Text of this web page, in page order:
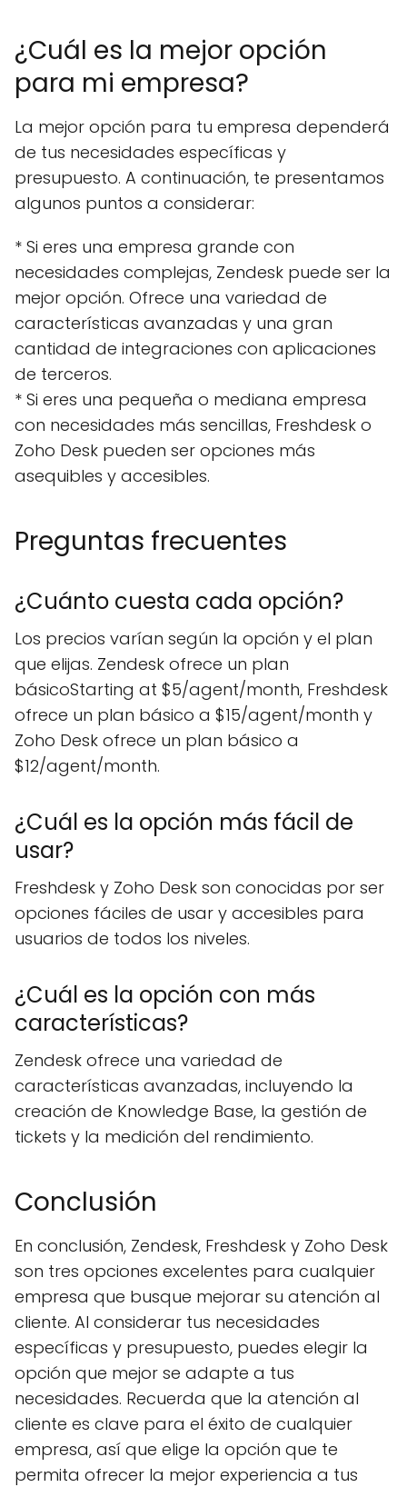
¿Cuál es la mejor opción
para mi empresa?
La mejor opción para tu empresa dependerá
de tus necesidades específicas y
presupuesto. A continuación, te presentamos
algunos puntos a considerar:
* Si eres una empresa grande con
necesidades complejas, Zendesk puede ser la
mejor opción. Ofrece una variedad de
características avanzadas y una gran
cantidad de integraciones con aplicaciones
de terceros.
* Si eres una pequeña o mediana empresa
con necesidades más sencillas, Freshdesk o
Zoho Desk pueden ser opciones más
asequibles y accesibles.
Preguntas frecuentes
¿Cuánto cuesta cada opción?
Los precios varían según la opción y el plan
que elijas. Zendesk ofrece un plan
básicoStarting at $5/agent/month, Freshdesk
ofrece un plan básico a $15/agent/month y
Zoho Desk ofrece un plan básico a
$12/agent/month.
¿Cuál es la opción más fácil de
usar?
Freshdesk y Zoho Desk son conocidas por ser
opciones fáciles de usar y accesibles para
usuarios de todos los niveles.
¿Cuál es la opción con más
características?
Zendesk ofrece una variedad de
características avanzadas, incluyendo la
creación de Knowledge Base, la gestión de
tickets y la medición del rendimiento.
Conclusión
En conclusión, Zendesk, Freshdesk y Zoho Desk
son tres opciones excelentes para cualquier
empresa que busque mejorar su atención al
cliente. Al considerar tus necesidades
específicas y presupuesto, puedes elegir la
opción que mejor se adapte a tus
necesidades. Recuerda que la atención al
cliente es clave para el éxito de cualquier
empresa, así que elige la opción que te
permita ofrecer la mejor experiencia a tus